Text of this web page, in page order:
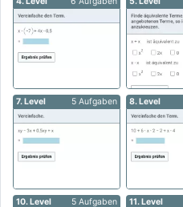
7. Level 5 Aufgaben 8. Level
10. Level 5 Aufgaben 11. Level